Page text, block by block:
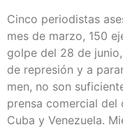
Cin­co perio­dis­tas
mes de mar­zo, 150
gol­pe del 28 de
de repre­sión y a
men, no son
pren­sa comer­cial
Cuba y Vene­zue­la.